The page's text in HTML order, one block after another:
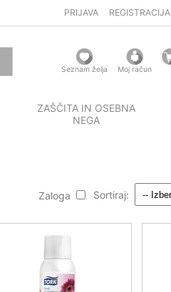
PRIJAVA REGISTRACIJA
Seznam želja Moj račun
ZAŠČITA IN OSEBNA
NEGA
Zaloga Sortiraj: